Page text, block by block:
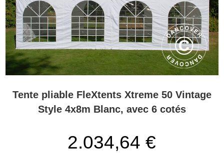
Tente pliable FleXtents Xtreme 50 Vintage
Style 4x8m Blanc, avec 6 cotés
2.034,64 €